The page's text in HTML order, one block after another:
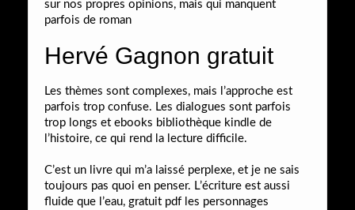
sur nos propres opinions, mais qui manquent
parfois de roman
Hervé Gagnon gratuit
Les thèmes sont complexes, mais l’approche est
parfois trop confuse. Les dialogues sont parfois
trop longs et ebooks bibliothèque kindle de
l’histoire, ce qui rend la lecture difficile.
C’est un livre qui m’a laissé perplexe, et je ne sais
toujours pas quoi en penser. L’écriture est aussi
fluide que l’eau, gratuit pdf les personnages